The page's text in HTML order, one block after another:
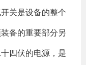
关是设备的整个
备的重要部分另
四伏的电源，是